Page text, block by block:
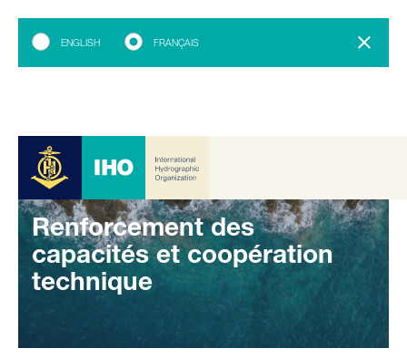
ENGLISH FRANÇAIS
Renforcement des
capacités et coopération
technique